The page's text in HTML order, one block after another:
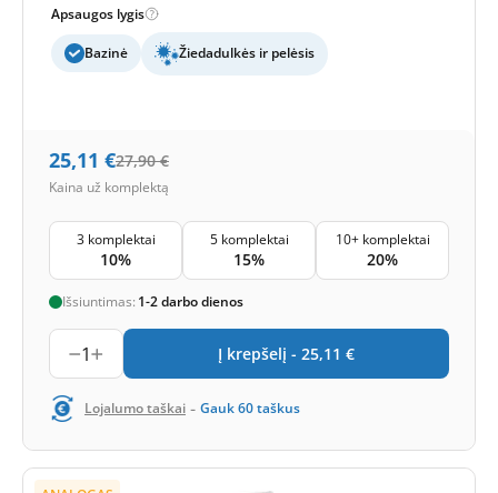
Apsaugos lygis
Bazinė Žiedadulkės ir pelėsis
25,11 €27,90 €
Kaina už komplektą
3 komplektai
10%
5 komplektai
15%
10+ komplektai
20%
Išsiuntimas: 1-2 darbo dienos
1 Į krepšelį - 25,11 €
Lojalumo taškai - Gauk60taškus